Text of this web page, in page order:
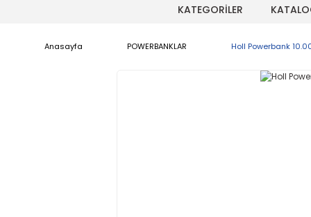
KATEGORİLER
Anasayfa POWERBANKLAR Holl Powerbank